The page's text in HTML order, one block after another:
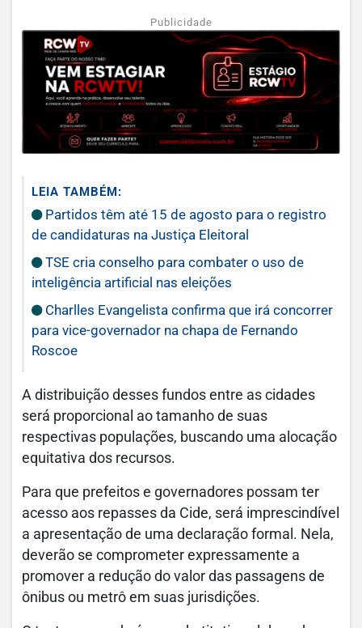
Publicidade
LEIA TAMBÉM:
Partidos têm até 15 de agosto para o registro
de candidaturas na Justiça Eleitoral
TSE cria conselho para combater o uso de
inteligência artificial nas eleições
Charlles Evangelista confirma que irá concorrer
para vice-governador na chapa de Fernando
Roscoe
A distribuição desses fundos entre as cidades
será proporcional ao tamanho de suas
respectivas populações, buscando uma alocação
equitativa dos recursos.
Para que prefeitos e governadores possam ter
acesso aos repasses da Cide, será imprescindível
a apresentação de uma declaração formal. Nela,
deverão se comprometer expressamente a
promover a redução do valor das passagens de
ônibus ou metrô em suas jurisdições.